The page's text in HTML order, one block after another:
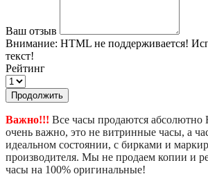
Ваш отзыв
Внимание: HTML не поддерживается!
текст!
Рейтинг
Продолжить
Важно!!! Все часы продаются
очень важно, это не витринные часы, а
идеальном состоянии, с бирками и
производителя. Мы не продаем копии и
часы на 100% оригинальные!